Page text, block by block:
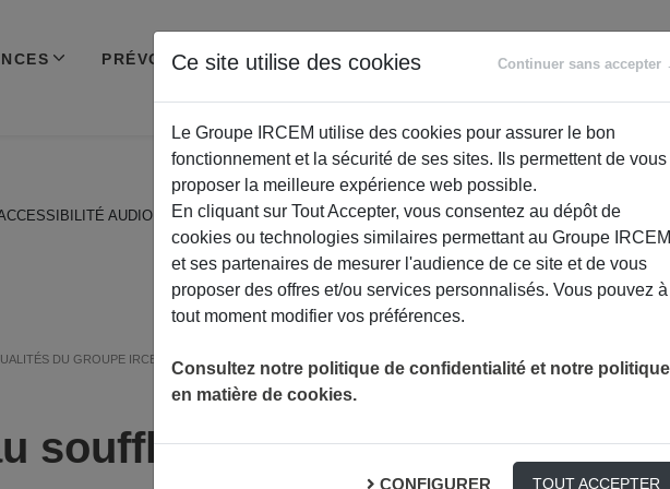
PRÉVOYANCE RETRAITE
ACCOMPAGNEMENT
AUDIO
DU GROUPE IRCEM ACTUALITÉS UN NOUVEAU SOUFFLE POUR LES SENIORS À
souffle pour les seniors à
Ce site utilise des cookies Continuer sans accepter
Le Groupe IRCEM utilise des cookies pour assurer le bon
fonctionnement et la sécurité de ses sites. Ils permettent de vous
proposer la meilleure expérience web possible.
En cliquant sur Tout Accepter, vous consentez au dépôt de
cookies ou technologies similaires permettant au Groupe IRCEM
et ses partenaires de mesurer l'audience de ce site et de vous
proposer des offres et/ou services personnalisés. Vous pouvez à
tout moment modifier vos préférences.
Consultez notre politique de confidentialité et notre politique
en matière de cookies.
CONFIGURER TOUT ACCEPTER